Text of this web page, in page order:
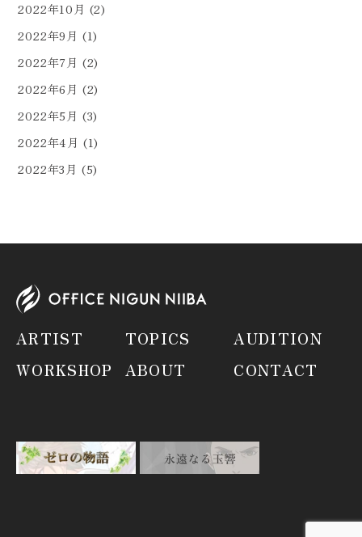
2022年10月 (2)
2022年9月 (1)
2022年7月 (2)
2022年6月 (2)
2022年5月 (3)
2022年4月 (1)
2022年3月 (5)
ARTIST TOPICS
AUDITION
WORKSHOP
ABOUT CONTACT